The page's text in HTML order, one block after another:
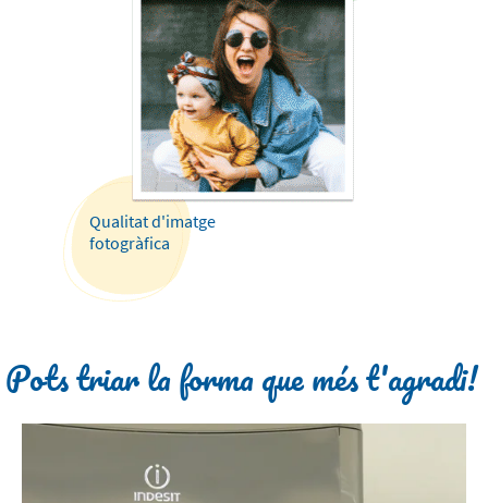
Qualitat d'imatge
fotogràfica
Pots triar la forma que més t'agradi!